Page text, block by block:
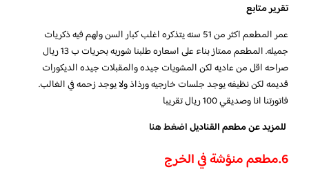
تقرير متابع
عمر المطعم اكثر من 51 سنه يتذكره اغلب كبار السن ولهم فيه ذكريات
جميله. المطعم ممتاز بناء على اسعاره طلبنا شوربه بحريات ب 13 ريال
صراحه اقل من عاديه لكن المشويات جيده والمقبلات جيده الديكورات
قديمه لكن نظيفه يوجد جلسات خارجيه ورذاذ ولا يوجد زحمه في الغالب.
فاتورتنا انا وصديقي 100 ريال تقريبا
للمزيد عن مطعم القناديلاضغط هنا
6.مطعم منؤشة في الخرج